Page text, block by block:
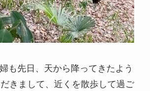
も先日、天から降ってきたよう
きまして、近くを散歩して過ご